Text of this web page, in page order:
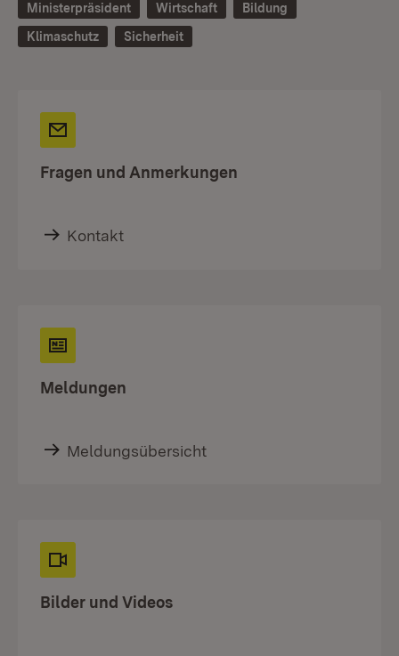
Ministerpräsident
Wirtschaft
Bildung
Klimaschutz
Sicherheit
Fragen und Anmerkungen
Kontakt
Meldungen
Meldungsübersicht
Bilder und Videos